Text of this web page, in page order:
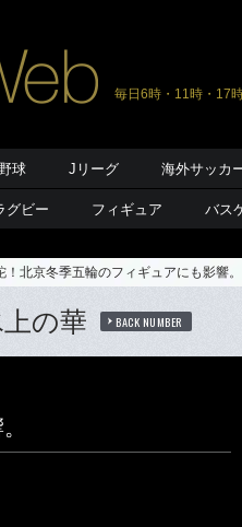
毎日6時・11時・17
球 Jリーグ 海外サッカ
グビー フィギュア バス
北京冬季五輪のフィギュアにも影響。
の華 BACK NUMBER